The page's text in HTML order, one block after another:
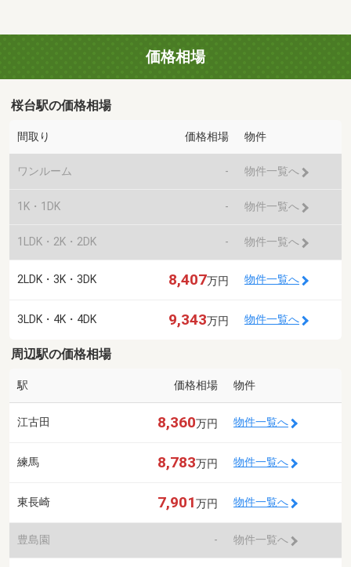
価格相場
桜台駅の価格相場
間取り 価格相場 物件
ワンルーム - 物件一覧へ
1K・1DK - 物件一覧へ
1LDK・2K・2DK - 物件一覧へ
2LDK・3K・3DK 8,407万円 物件一覧へ
3LDK・4K・4DK 9,343万円 物件一覧へ
周辺駅の価格相場
駅 価格相場 物件
江古田 8,360万円 物件一覧へ
練馬 8,783万円 物件一覧へ
東長崎 7,901万円 物件一覧へ
豊島園 - 物件一覧へ